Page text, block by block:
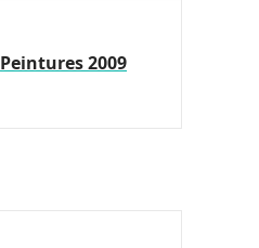
Peintures 2009